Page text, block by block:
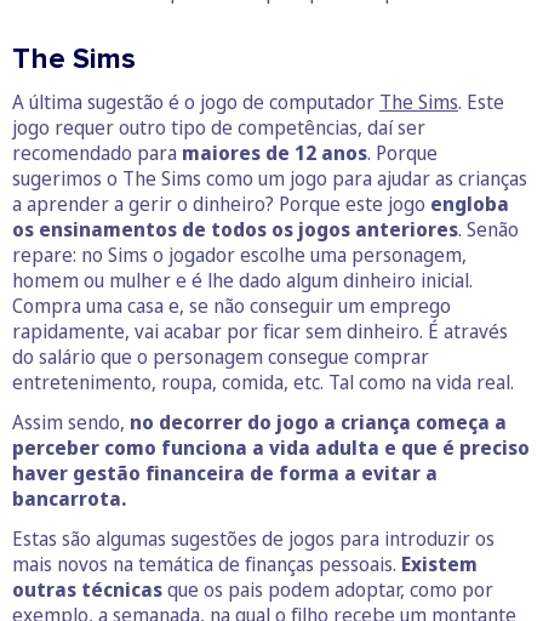
The Sims
A última sugestão é o jogo de computador The Sims. Este
jogo requer outro tipo de competências, daí ser
recomendado para maiores de 12 anos. Porque
sugerimos o The Sims como um jogo para ajudar as crianças
a aprender a gerir o dinheiro? Porque este jogo engloba
os ensinamentos de todos os jogos anteriores. Senão
repare: no Sims o jogador escolhe uma personagem,
homem ou mulher e é lhe dado algum dinheiro inicial.
Compra uma casa e, se não conseguir um emprego
rapidamente, vai acabar por ficar sem dinheiro. É através
do salário que o personagem consegue comprar
entretenimento, roupa, comida, etc. Tal como na vida real.
Assim sendo, no decorrer do jogo a criança começa a
perceber como funciona a vida adulta e que é preciso
haver gestão financeira de forma a evitar a
bancarrota.
Estas são algumas sugestões de jogos para introduzir os
mais novos na temática de finanças pessoais. Existem
outras técnicasque os pais podem adoptar, como por
exemplo, a semanada, na qual o filho recebe um montante